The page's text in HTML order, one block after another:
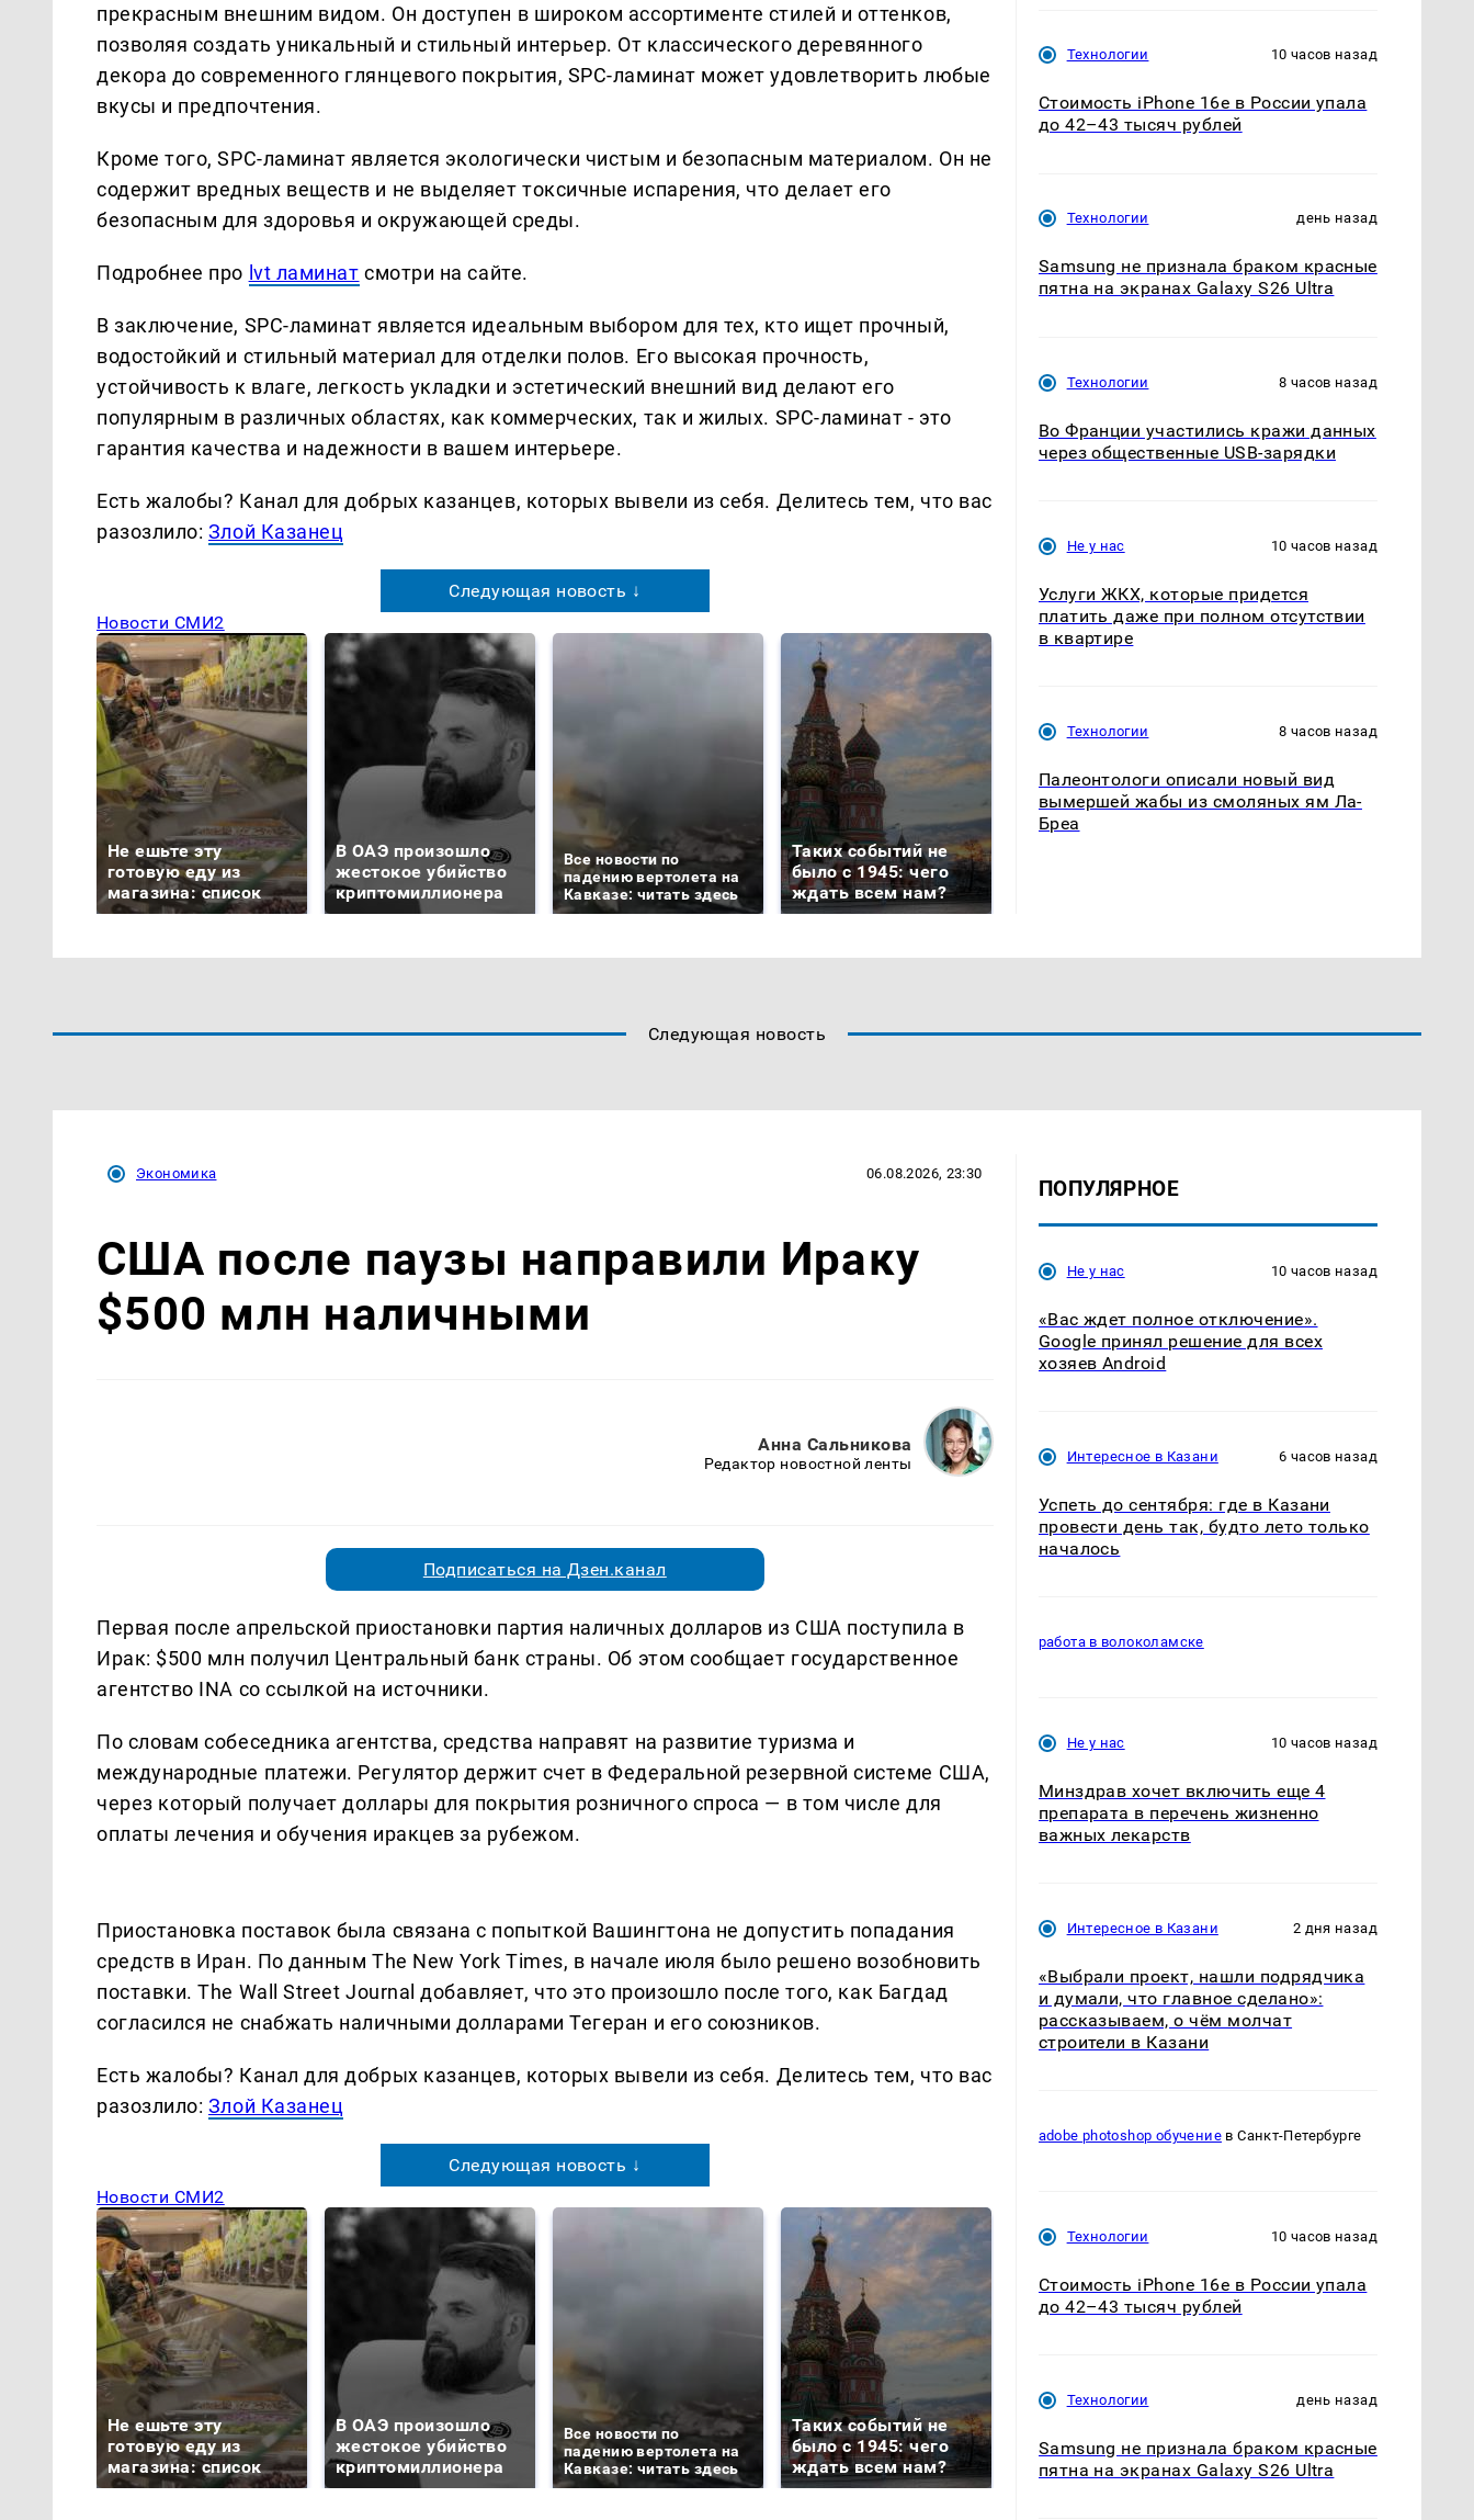
прекрасным внешним видом. Он доступен в широком ассортименте стилей и оттенков,
позволяя создать уникальный и стильный интерьер. От классического деревянного
декора до современного глянцевого покрытия, SPC-ламинат может удовлетворить любые
вкусы и предпочтения.
Кроме того, SPC-ламинат является экологически чистым и безопасным материалом. Он не
содержит вредных веществ и не выделяет токсичные испарения, что делает его
безопасным для здоровья и окружающей среды.
Подробнее про lvt ламинат смотри на сайте.
В заключение, SPC-ламинат является идеальным выбором для тех, кто ищет прочный,
водостойкий и стильный материал для отделки полов. Его высокая прочность,
устойчивость к влаге, легкость укладки и эстетический внешний вид делают его
популярным в различных областях, как коммерческих, так и жилых. SPC-ламинат - это
гарантия качества и надежности в вашем интерьере.
Есть жалобы? Канал для добрых казанцев, которых вывели из себя. Делитеcь тем, что вас
разозлило: Злой Казанец
Следующая новость ↓
Новости СМИ2
Не ешьте эту
готовую еду из
магазина: список
В ОАЭ произошло
жестокое убийство
криптомиллионера
Все новости по
падению вертолета на
Кавказе: читать здесь
Таких событий не
было с 1945: чего
ждать всем нам?
Технологии 10 часов назад
Стоимость iPhone 16e в России упала
до 42–43 тысяч рублей
Технологии день назад
Samsung не признала браком красные
пятна на экранах Galaxy S26 Ultra
Технологии 8 часов назад
Во Франции участились кражи данных
через общественные USB-зарядки
Не у нас 10 часов назад
Услуги ЖКХ, которые придется
платить даже при полном отсутствии
в квартире
Технологии 8 часов назад
Палеонтологи описали новый вид
вымершей жабы из смоляных ям Ла-
Бреа
Следующая новость
Экономика 06.08.2026, 23:30
США после паузы направили Ираку
$500 млн наличными
Анна Сальникова
Редактор новостной ленты
Подписаться на Дзен.канал
Первая после апрельской приостановки партия наличных долларов из США поступила в
Ирак: $500 млн получил Центральный банк страны. Об этом сообщает государственное
агентство INA со ссылкой на источники.
По словам собеседника агентства, средства направят на развитие туризма и
международные платежи. Регулятор держит счет в Федеральной резервной системе США,
через который получает доллары для покрытия розничного спроса — в том числе для
оплаты лечения и обучения иракцев за рубежом.
Приостановка поставок была связана с попыткой Вашингтона не допустить попадания
средств в Иран. По данным The New York Times, в начале июля было решено возобновить
поставки. The Wall Street Journal добавляет, что это произошло после того, как Багдад
согласился не снабжать наличными долларами Тегеран и его союзников.
Есть жалобы? Канал для добрых казанцев, которых вывели из себя. Делитеcь тем, что вас
разозлило: Злой Казанец
Следующая новость ↓
Новости СМИ2
Не ешьте эту
готовую еду из
магазина: список
В ОАЭ произошло
жестокое убийство
криптомиллионера
Все новости по
падению вертолета на
Кавказе: читать здесь
Таких событий не
было с 1945: чего
ждать всем нам?
ажиотаж из-за этого
продукта: что купить?
СМИ: В Химках на
машину напали и
подожгли.
ПОПУЛЯРНОЕ
Не у нас 10 часов назад
«Вас ждет полное отключение».
Google принял решение для всех
хозяев Android
Интересное в Казани 6 часов назад
Успеть до сентября: где в Казани
провести день так, будто лето только
началось
работа в волоколамске
Не у нас 10 часов назад
Минздрав хочет включить еще 4
препарата в перечень жизненно
важных лекарств
Интересное в Казани 2 дня назад
«Выбрали проект, нашли подрядчика
и думали, что главное сделано»:
рассказываем, о чём молчат
строители в Казани
adobe photoshop обучениев Санкт-Петербурге
Технологии 10 часов назад
Стоимость iPhone 16e в России упала
до 42–43 тысяч рублей
Технологии день назад
Samsung не признала браком красные
пятна на экранах Galaxy S26 Ultra